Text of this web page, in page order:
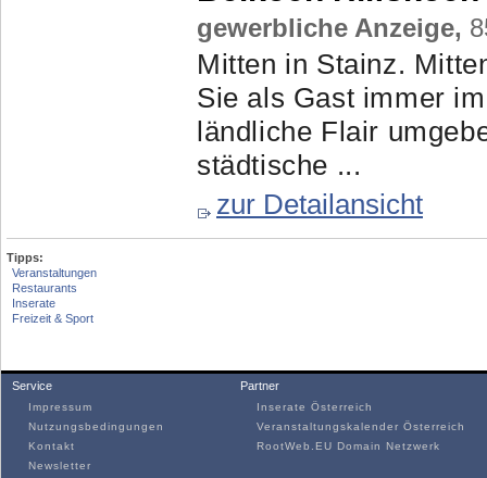
gewerbliche Anzeige,
Mitten in Stainz.
Sie als Gast immer
ländliche Flair
städtische ...
zur Detailansicht
Tipps:
Veranstaltungen
Restaurants
Inserate
Freizeit & Sport
Service
Impressum
Nutzungsbedingungen
Kontakt
Newsletter
Partner
Inserate Österreich
Veranstaltungskalender Österreich
RootWeb.EU Domain Netzwerk